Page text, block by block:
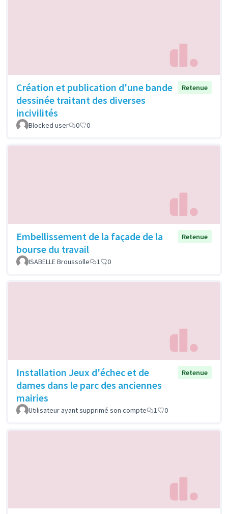
Création et publication d'une bande
dessinée traitant des diverses
incivilités
Retenue
Blocked user 0 0
Embellissement de la façade de la
bourse du travail
Retenue
ISABELLE Broussolle 1 0
Installation Jeux d'échec et de
dames dans le parc des anciennes
mairies
Retenue
Utilisateur ayant supprimé son compte 1 0